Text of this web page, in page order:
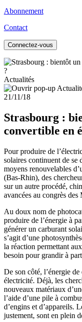
Abonnement
Contact
Connectez-vous
Actualités
21/11/18
Strasbourg :
convertible en
Pour produire de
solaires continuent de se
moyens renouvelables
(Bas-Rhin), des
sur un autre procédé,
avancées au congrès
Au doux nom de
produire de l’énergie à
générer un carburant
s’agit d’une
la réaction permettant
besoin pour grandir à
De son côté, l’énergie
électricité. Déjà, les
nouveaux matériaux
l’aide d’une pile à
d’engins et d’appareils.
justement, sont en plein